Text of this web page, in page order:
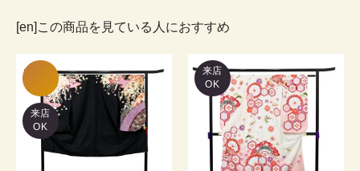
[en]この商品を見ている人におすすめ
来店
OK
来店
OK